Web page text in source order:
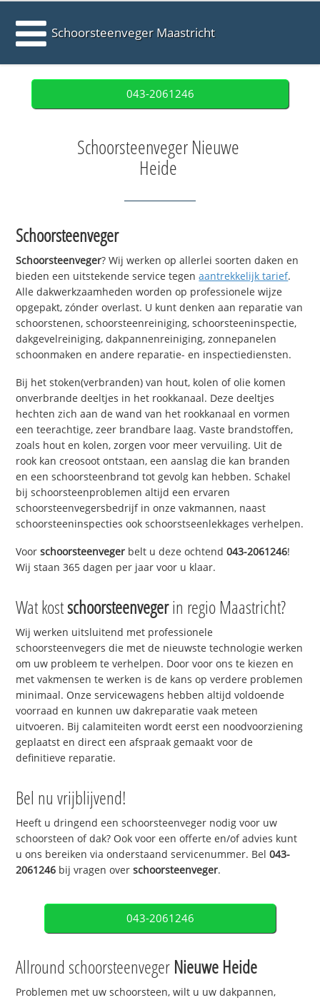
Schoorsteenveger Maastricht
043-2061246
Schoorsteenveger Nieuwe
Heide
Schoorsteenveger
Schoorsteenveger? Wij werken op allerlei soorten daken en
bieden een uitstekende service tegenaantrekkelijk tarief.
Alle dakwerkzaamheden worden op professionele wijze
opgepakt, zónder overlast. U kunt denken aan reparatie van
schoorstenen, schoorsteenreiniging, schoorsteeninspectie,
dakgevelreiniging, dakpannenreiniging, zonnepanelen
schoonmaken en andere reparatie- en inspectiediensten.
Bij het stoken(verbranden) van hout, kolen of olie komen
onverbrande deeltjes in het rookkanaal. Deze deeltjes
hechten zich aan de wand van het rookkanaal en vormen
een teerachtige, zeer brandbare laag. Vaste brandstoffen,
zoals hout en kolen, zorgen voor meer vervuiling. Uit de
rook kan creosoot ontstaan, een aanslag die kan branden
en een schoorsteenbrand tot gevolg kan hebben. Schakel
bij schoorsteenproblemen altijd een ervaren
schoorsteenvegersbedrijf in onze vakmannen, naast
schoorsteeninspecties ook schoorstseenlekkages verhelpen.
Voorschoorsteenveger belt u deze ochtend043-2061246!
Wij staan 365 dagen per jaar voor u klaar.
Wat kostschoorsteenvegerin regio Maastricht?
Wij werken uitsluitend met professionele
schoorsteenvegers die met de nieuwste technologie werken
om uw probleem te verhelpen. Door voor ons te kiezen en
met vakmensen te werken is de kans op verdere problemen
minimaal. Onze servicewagens hebben altijd voldoende
voorraad en kunnen uw dakreparatie vaak meteen
uitvoeren. Bij calamiteiten wordt eerst een noodvoorziening
geplaatst en direct een afspraak gemaakt voor de
definitieve reparatie.
Bel nu vrijblijvend!
Heeft u dringend een schoorsteenveger nodig voor uw
schoorsteen of dak? Ook voor een offerte en/of advies kunt
u ons bereiken via onderstaand servicenummer. Bel043-
2061246 bij vragen overschoorsteenveger.
043-2061246
Allround schoorsteenveger Nieuwe Heide
Problemen met uw schoorsteen, wilt u uw dakpannen,